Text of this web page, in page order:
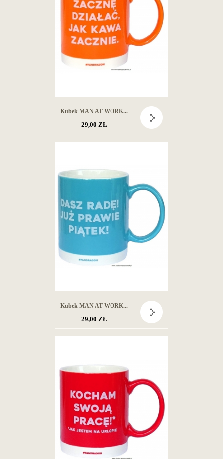
Kubek MAN AT WORK...
29,00 ZŁ
Kubek MAN AT WORK...
29,00 ZŁ